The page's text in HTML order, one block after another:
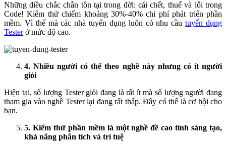
Những điều chắc chắn tồn tại trong đời: cái chết, thuế và lỗi trong
Code! Kiểm thử chiếm khoảng 30%-40% chi phí phát triển phần
mềm. Vì thế mà các nhà tuyển dụng luôn có nhu cầutuyển dụng
Testerở mức độ cao.
4. Nhiều người có thể theo nghề này nhưng có ít người
giỏi
Hiện tại, số lượng Tester giỏi đang là rất ít mà số lượng người đang
tham gia vào nghề Tester lại đang rất thấp. Đây có thể là cơ hội cho
bạn.
5. Kiểm thử phần mềm là một nghề đề cao tính sáng tạo,
khả năng phân tích và trí tuệ